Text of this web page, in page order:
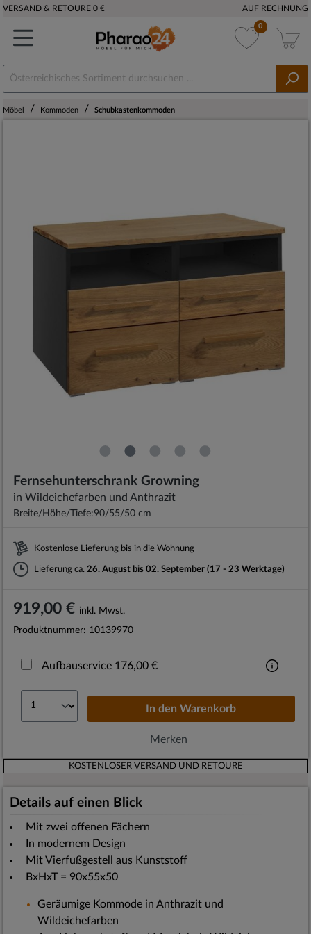
VERSAND & RETOURE 0 € AUF RECHNUNG
0
Möbel / Kommoden / Schubkastenkommoden
Fernsehunterschrank Growning
in Wildeichefarben und Anthrazit
Breite/Höhe/Tiefe:90/55/50 cm
Kostenlose Lieferung bis in die Wohnung
Lieferung ca. 26. August bis 02. September (17 - 23 Werktage)
919,00 € inkl. Mwst.
Produktnummer: 10139970
Aufbauservice 176,00 €
In denWarenkorb
Merken
KOSTENLOSER VERSAND UND RETOURE
Details auf einen Blick
Mit zwei offenen Fächern
In modernem Design
Mit Vierfußgestell aus Kunststoff
BxHxT = 90x55x50
Geräumige Kommode in Anthrazit und
Wildeichefarben